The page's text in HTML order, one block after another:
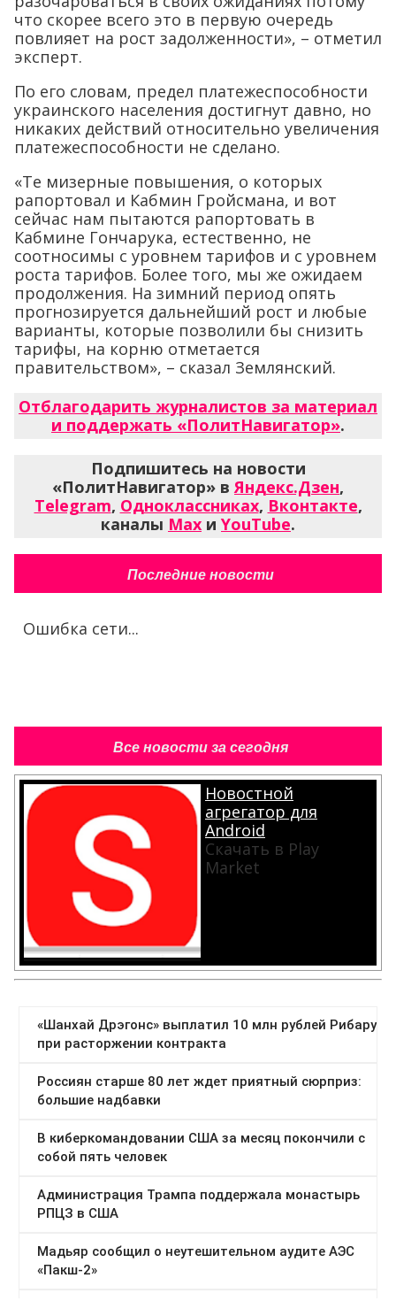
что скорее всего это в первую очередь
повлияет на рост задолженности», – отметил
эксперт.
По его словам, предел платежеспособности
украинского населения достигнут давно, но
никаких действий относительно увеличения
платежеспособности не сделано.
«Те мизерные повышения, о которых
рапортовал и Кабмин Гройсмана, и вот
сейчас нам пытаются рапортовать в
Кабмине Гончарука, естественно, не
соотносимы с уровнем тарифов и с уровнем
роста тарифов. Более того, мы же ожидаем
продолжения. На зимний период опять
прогнозируется дальнейший рост и любые
варианты, которые позволили бы снизить
тарифы, на корню отметается
правительством», – сказал Землянский.
Отблагодарить журналистов за материал
и поддержать «ПолитНавигатор».
Подпишитесь на новости
«ПолитНавигатор» в Яндекс.Дзен,
Telegram, Одноклассниках, Вконтакте,
каналы Max и YouTube.
Последние новости
Ошибка сети...
Все новости за сегодня
Новостной
агрегатор для
Android
Скачать в Play
Market